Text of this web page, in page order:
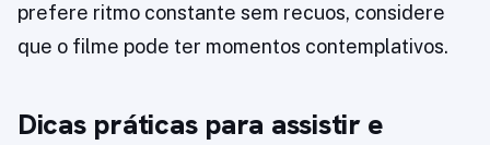
prefere ritmo constante sem recuos, considere
que o filme pode ter momentos contemplativos.
Dicas práticas para assistir e